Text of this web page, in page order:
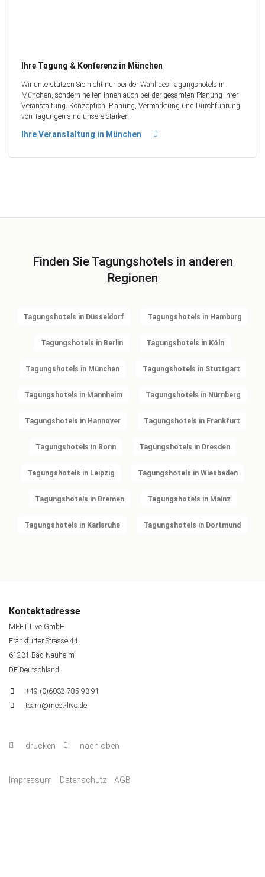
Ihre Tagung & Konferenz in München
Wir unterstützen Sie nicht nur bei der Wahl des Tagungshotels in
München, sondern helfen Ihnen auch bei der gesamten Planung Ihrer
Veranstaltung. Konzeption, Planung, Vermarktung und Durchführung
von Tagungen sind unsere Stärken.
Ihre Veranstaltung in München
Finden Sie Tagungshotels in anderen
Regionen
Tagungshotels in Düsseldorf Tagungshotels in Hamburg
Tagungshotels in Berlin Tagungshotels in Köln
Tagungshotels in München Tagungshotels in Stuttgart
Tagungshotels in Mannheim Tagungshotels in Nürnberg
Tagungshotels in Hannover Tagungshotels in Frankfurt
Tagungshotels in Bonn Tagungshotels in Dresden
Tagungshotels in Leipzig Tagungshotels in Wiesbaden
Tagungshotels in Bremen Tagungshotels in Mainz
Tagungshotels in Karlsruhe Tagungshotels in Dortmund
Kontaktadresse
MEET Live GmbH
Frankfurter Strasse 44
61231 Bad Nauheim
DE Deutschland
+49 (0)6032 785 93 91
team@meet-live.de
drucken nach oben
Impressum Datenschutz AGB